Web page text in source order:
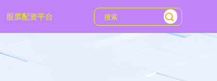
股票配资平台